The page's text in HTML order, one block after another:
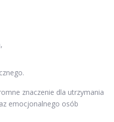
znaczenie dla utrzymania
emocjonalnego osób